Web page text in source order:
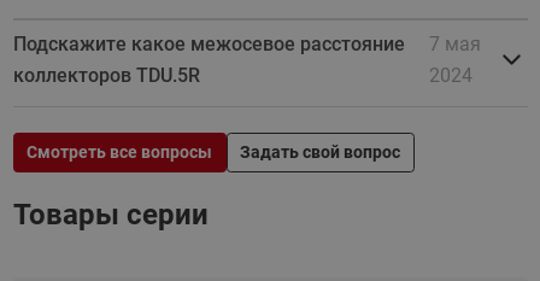
Подскажите какое межосевое расстояние
коллекторов TDU.5R
7 мая
2024
Смотреть все вопросы Задать свой вопрос
Товары серии